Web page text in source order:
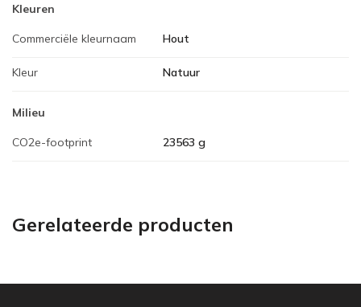
Kleuren
Commerciële kleurnaam Hout
Kleur Natuur
Milieu
CO2e-footprint 23563 g
Gerelateerde producten